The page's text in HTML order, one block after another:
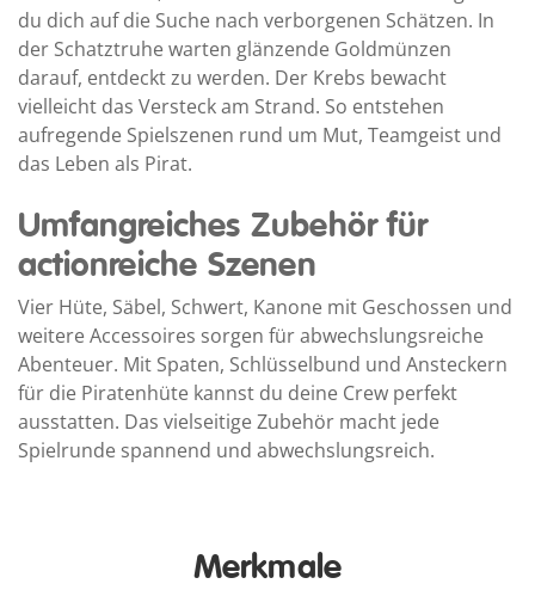
du dich auf die Suche nach verborgenen Schätzen. In
der Schatztruhe warten glänzende Goldmünzen
darauf, entdeckt zu werden. Der Krebs bewacht
vielleicht das Versteck am Strand. So entstehen
aufregende Spielszenen rund um Mut, Teamgeist und
das Leben als Pirat.
Umfangreiches Zubehör für
actionreiche Szenen
Vier Hüte, Säbel, Schwert, Kanone mit Geschossen und
weitere Accessoires sorgen für abwechslungsreiche
Abenteuer. Mit Spaten, Schlüsselbund und Ansteckern
für die Piratenhüte kannst du deine Crew perfekt
ausstatten. Das vielseitige Zubehör macht jede
Spielrunde spannend und abwechslungsreich.
Merkmale